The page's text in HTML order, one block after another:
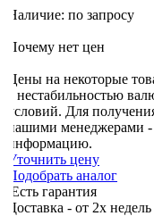
по запросу
нет цен
на некоторые
нестабильностью
Для получения
менеджерами -
цену
аналог
гарантия
- от 2х недель